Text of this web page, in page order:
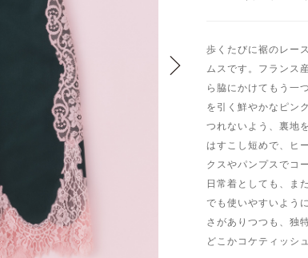
歩くたびに裾のレー
ムスです。フランス
ら脇にかけてもう一
を引く鮮やかなピン
つれないよう、裏地
はすこし短めで、ヒ
クスやパンプスでコ
日常着としても、ま
でも使いやすいよう
さがありつつも、独
どこかコケティッシ